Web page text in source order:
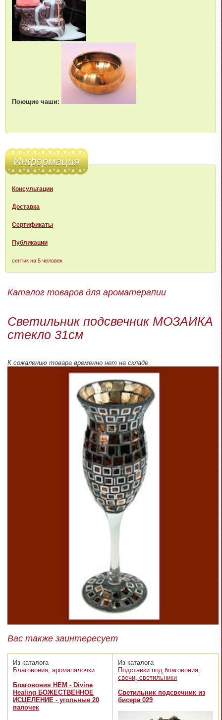
Поющие чаши:
Информация
Консультации
Доставка
Сертификаты
Публикации
септик на 5 человек
Каталог товаров для ароматерапии
Светильник подсвечник МОЗАИКА
стекло 31см
К сожалению товара временно нет на складе
Вас также заинтересует
Из каталога
Благовония, аромапалочки
Благовония HEM - Divine
Healing БОЖЕСТВЕННОЕ
ИСЦЕЛЕНИЕ - угольные 20
палочек
Из каталога
Подставки под благовония,
свечи, светильники
Светильник подсвечник из
бисера 029